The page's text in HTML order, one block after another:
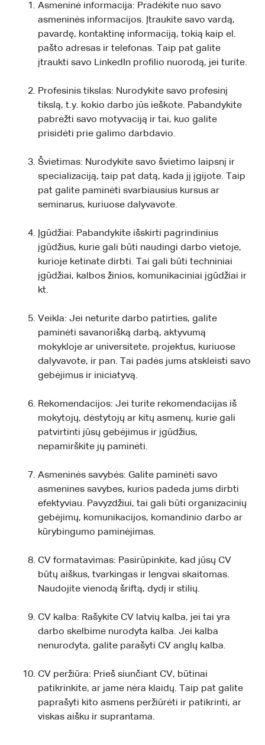
Asmeninė informacija: Pradėkite nuo savo
asmeninės informacijos. Įtraukite savo vardą,
pavardę, kontaktinę informaciją, tokią kaip el.
pašto adresas ir telefonas. Taip pat galite
įtraukti savo LinkedIn profilio nuorodą, jei turite.
Profesinis tikslas: Nurodykite savo profesinį
tikslą, t.y. kokio darbo jūs ieškote. Pabandykite
pabrėžti savo motyvaciją ir tai, kuo galite
prisidėti prie galimo darbdavio.
Švietimas: Nurodykite savo švietimo laipsnį ir
specializaciją, taip pat datą, kada jį įgijote. Taip
pat galite paminėti svarbiausius kursus ar
seminarus, kuriuose dalyvavote.
Įgūdžiai: Pabandykite išskirti pagrindinius
įgūdžius, kurie gali būti naudingi darbo vietoje,
kurioje ketinate dirbti. Tai gali būti techniniai
įgūdžiai, kalbos žinios, komunikaciniai įgūdžiai ir
kt.
Veikla: Jei neturite darbo patirties, galite
paminėti savanorišką darbą, aktyvumą
mokykloje ar universitete, projektus, kuriuose
dalyvavote, ir pan. Tai padės jums atskleisti savo
gebėjimus ir iniciatyvą.
Rekomendacijos: Jei turite rekomendacijas iš
mokytojų, dėstytojų ar kitų asmenų, kurie gali
patvirtinti jūsų gebėjimus ir įgūdžius,
nepamirškite jų paminėti.
Asmeninės savybės: Galite paminėti savo
asmenines savybes, kurios padeda jums dirbti
efektyviau. Pavyzdžiui, tai gali būti organizacinių
gebėjimų, komunikacijos, komandinio darbo ar
kūrybingumo paminėjimas.
CV formatavimas: Pasirūpinkite, kad jūsų CV
būtų aiškus, tvarkingas ir lengvai skaitomas.
Naudojite vienodą šriftą, dydį ir stilių.
CV kalba: Rašykite CV latvių kalba, jei tai yra
darbo skelbime nurodyta kalba. Jei kalba
nenurodyta, galite parašyti CV anglų kalba.
CV peržiūra: Prieš siunčiant CV, būtinai
patikrinkite, ar jame nėra klaidų. Taip pat galite
paprašyti kito asmens peržiūrėti ir patikrinti, ar
viskas aišku ir suprantama.